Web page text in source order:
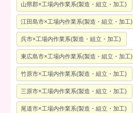
山県郡×工場内作業系(製造・組立・加工)
江田島市×工場内作業系(製造・組立・加工)
呉市×工場内作業系(製造・組立・加工)
東広島市×工場内作業系(製造・組立・加工)
竹原市×工場内作業系(製造・組立・加工)
三原市×工場内作業系(製造・組立・加工)
尾道市×工場内作業系(製造・組立・加工)